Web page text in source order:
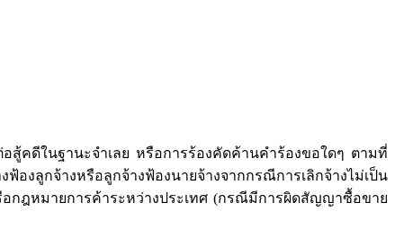
ดีในฐานะจำเลย หรือการร้องคัดค้านคำร้องขอใดๆ ตามที่
งลูกจ้างหรือลูกจ้างฟ้องนายจ้างจากกรณีการเลิกจ้างไม่เป็น
กฎหมายการค้าระหว่างประเทศ (กรณีมีการผิดสัญญาซื้อขาย